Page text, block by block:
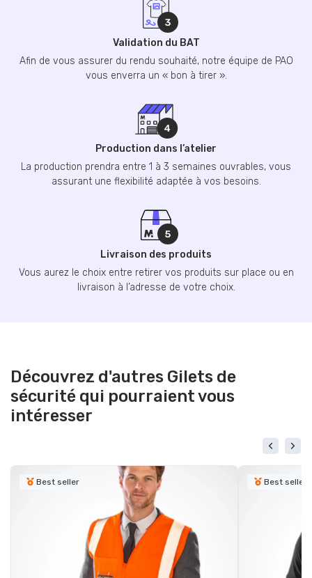
Validation du BAT
Afin de vous assurer du rendu souhaité, notre équipe de PAO
vous enverra un « bon à tirer ».
Production dans l’atelier
La production prendra entre 1 à 3 semaines ouvrables, vous
assurant une flexibilité adaptée à vos besoins.
Livraison des produits
Vous aurez le choix entre retirer vos produits sur place ou en
livraison à l’adresse de votre choix.
Découvrez d'autres Gilets de
sécurité qui pourraient vous
intéresser
Best seller Best seller